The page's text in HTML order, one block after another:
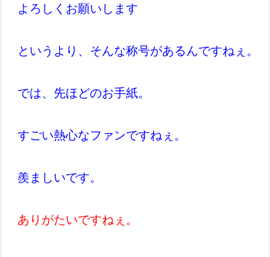
よろしくお願いします
というより、そんな称号があるんですねぇ。
では、先ほどのお手紙。
すごい熱心なファンですねぇ。
羨ましいです。
ありがたいですねぇ。